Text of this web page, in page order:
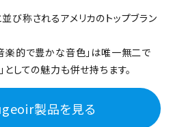
び称されるアメリカのトップブラン
楽的で豊かな音色」は唯一無二で
としての魅力も併せ持ちます。
製品を見る